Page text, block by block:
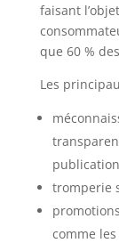
faisant
que 60 %
Les
tromperie
comme